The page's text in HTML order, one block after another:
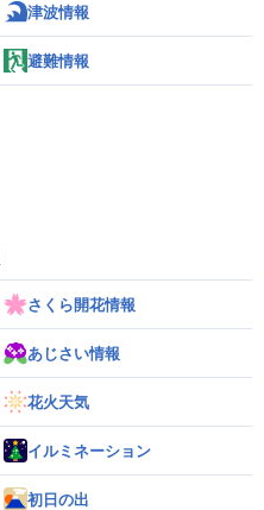
津波情報
避難情報
さくら開花情報
あじさい情報
花火天気
イルミネーション
初日の出